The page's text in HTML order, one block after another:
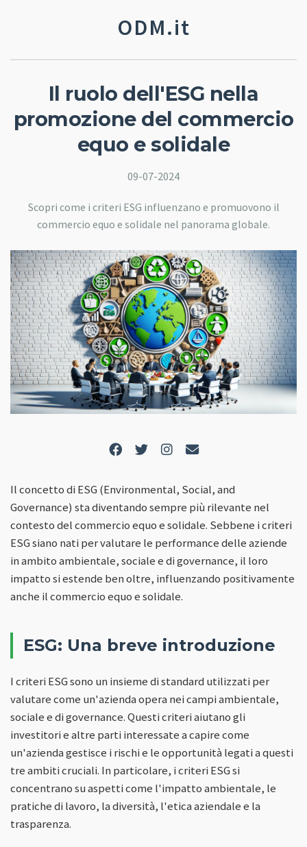
ODM.it
Il ruolo dell'ESG nella
promozione del commercio
equo e solidale
09-07-2024
Scopri come i criteri ESG influenzano e promuovono il
commercio equo e solidale nel panorama globale.
Il concetto di ESG (Environmental, Social, and
Governance) sta diventando sempre più rilevante nel
contesto del commercio equo e solidale. Sebbene i criteri
ESG siano nati per valutare le performance delle aziende
in ambito ambientale, sociale e di governance, il loro
impatto si estende ben oltre, influenzando positivamente
anche il commercio equo e solidale.
ESG: Una breve introduzione
I criteri ESG sono un insieme di standard utilizzati per
valutare come un'azienda opera nei campi ambientale,
sociale e di governance. Questi criteri aiutano gli
investitori e altre parti interessate a capire come
un'azienda gestisce i rischi e le opportunità legati a questi
tre ambiti cruciali. In particolare, i criteri ESG si
concentrano su aspetti come l'impatto ambientale, le
pratiche di lavoro, la diversità, l'etica aziendale e la
trasparenza.